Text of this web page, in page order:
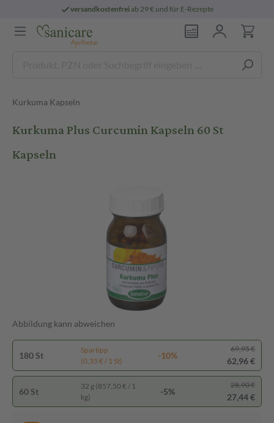
versandkostenfreiab 29 € und für E-Rezepte
Kurkuma Kapseln
Kurkuma Plus Curcumin Kapseln 60 St
Kapseln
Abbildung kann abweichen
180 St
Spartipp
(0,35 € / 1 St)
-10%
69,95 €
62,96 €
60 St
32 g (857,50 € / 1
kg)
-5%
28,90 €
27,44 €